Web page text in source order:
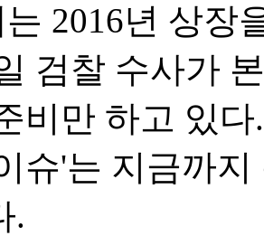
2016년 상장
검찰 수사가
비만 하고 있
슈'는 지금까
.